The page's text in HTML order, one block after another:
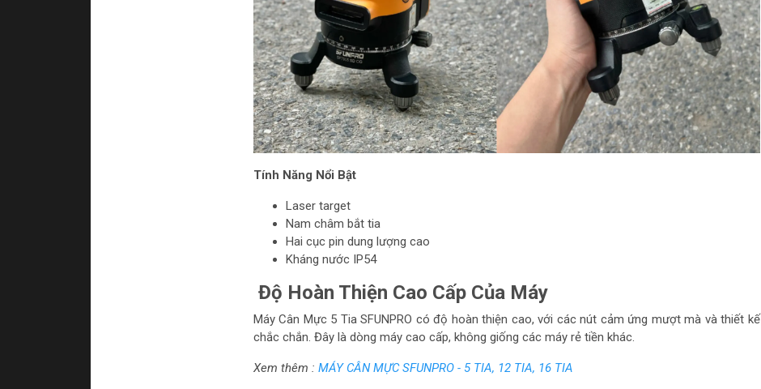
Tính Năng Nổi Bật
Laser target
Nam châm bắt tia
Hai cục pin dung lượng cao
Kháng nước IP54
Độ Hoàn Thiện Cao Cấp Của Máy
Máy Cân Mực 5 Tia SFUNPRO có độ hoàn thiện cao, với các nút cảm ứng mượt mà và thiết kế
chắc chắn. Đây là dòng máy cao cấp, không giống các máy rẻ tiền khác.
Xem thêm : MÁY CÂN MỰC SFUNPRO - 5 TIA, 12 TIA, 16 TIA